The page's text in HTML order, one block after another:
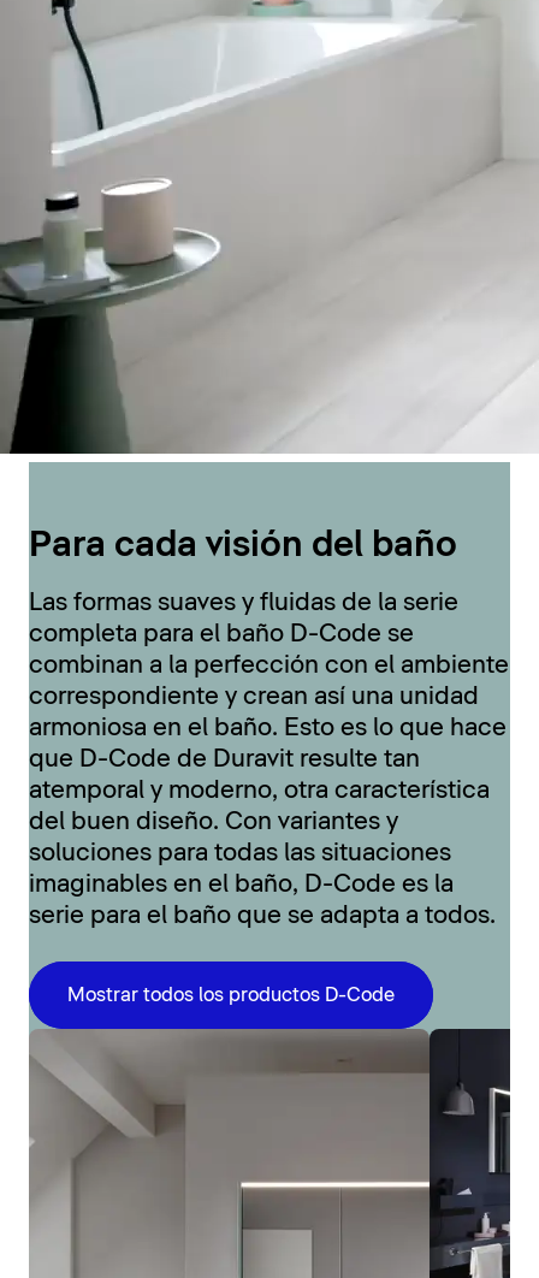
Para cada visión del baño
Las formas suaves y fluidas de la serie
completa para el baño D-Code se
combinan a la perfección con el ambiente
correspondiente y crean así una unidad
armoniosa en el baño. Esto es lo que hace
que D-Code de Duravit resulte tan
atemporal y moderno, otra característica
del buen diseño. Con variantes y
soluciones para todas las situaciones
imaginables en el baño, D-Code es la
serie para el baño que se adapta a todos.
Mostrar todos los productos D-Code